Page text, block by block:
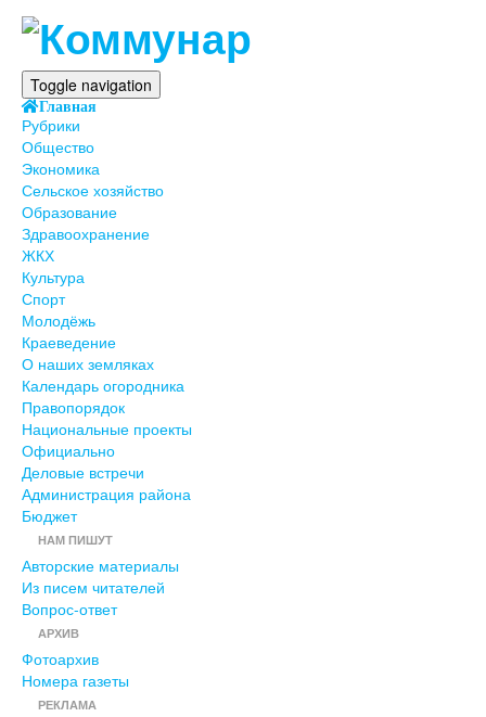
Toggle navigation
Главная
Рубрики
Общество
Экономика
Сельское хозяйство
Образование
Здравоохранение
ЖКХ
Культура
Спорт
Молодёжь
Краеведение
О наших земляках
Календарь огородника
Правопорядок
Национальные проекты
Официально
Деловые встречи
Администрация района
Бюджет
НАМ ПИШУТ
Авторские материалы
Из писем читателей
Вопрос-ответ
АРХИВ
Фотоархив
Номера газеты
РЕКЛАМА